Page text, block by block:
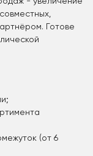
Готове
(от 6